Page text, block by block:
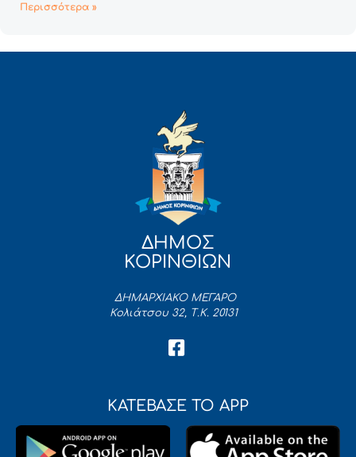
Περισσότερα »
ΔΗΜΟΣ
ΚΟΡΙΝΘΙΩΝ
ΔΗΜΑΡΧΙΑΚΟ ΜΕΓΑΡΟ
Κολιάτσου 32, Τ.Κ. 20131
ΚΑΤΕΒΑΣΕ ΤΟ APP